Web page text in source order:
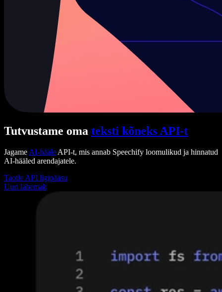
Tutvustame oma teksti kõneks API-t
Jagame AI-hääle API-t, mis annab Speechify loomulikud ja hinnatud
AI-hääled arendajatele.
Taotle API ligipääsu
Uuri lähemalt